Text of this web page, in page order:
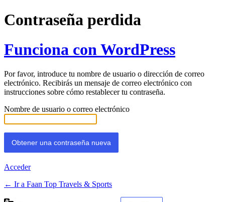
Contraseña perdida
Funciona con WordPress
Por favor, introduce tu nombre de usuario o dirección de correo
electrónico. Recibirás un mensaje de correo electrónico con
instrucciones sobre cómo restablecer tu contraseña.
Nombre de usuario o correo electrónico
Acceder
← Ir a Faan Top Travels & Sports